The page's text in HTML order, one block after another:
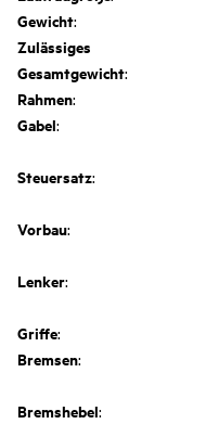
Gewicht:
Zulässiges
Gesamtgewicht:
Rahmen:
Gabel:
Steuersatz:
Vorbau:
Lenker:
Griffe:
Bremsen:
Bremshebel: